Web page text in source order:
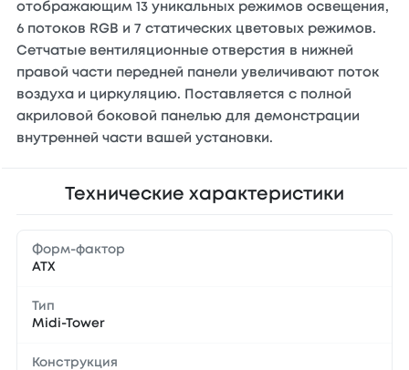
отображающим 13 уникальных режимов освещения,
6 потоков RGB и 7 статических цветовых режимов.
Сетчатые вентиляционные отверстия в нижней
правой части передней панели увеличивают поток
воздуха и циркуляцию. Поставляется с полной
акриловой боковой панелью для демонстрации
внутренней части вашей установки.
Технические характеристики
Форм-фактор
ATX
Тип
Midi-Tower
Конструкция